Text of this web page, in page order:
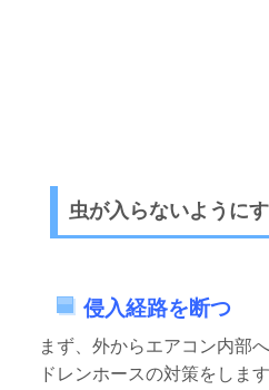
虫が入らないように
侵入経路を断つ
まず、外からエアコン内部
ドレンホースの対策をします